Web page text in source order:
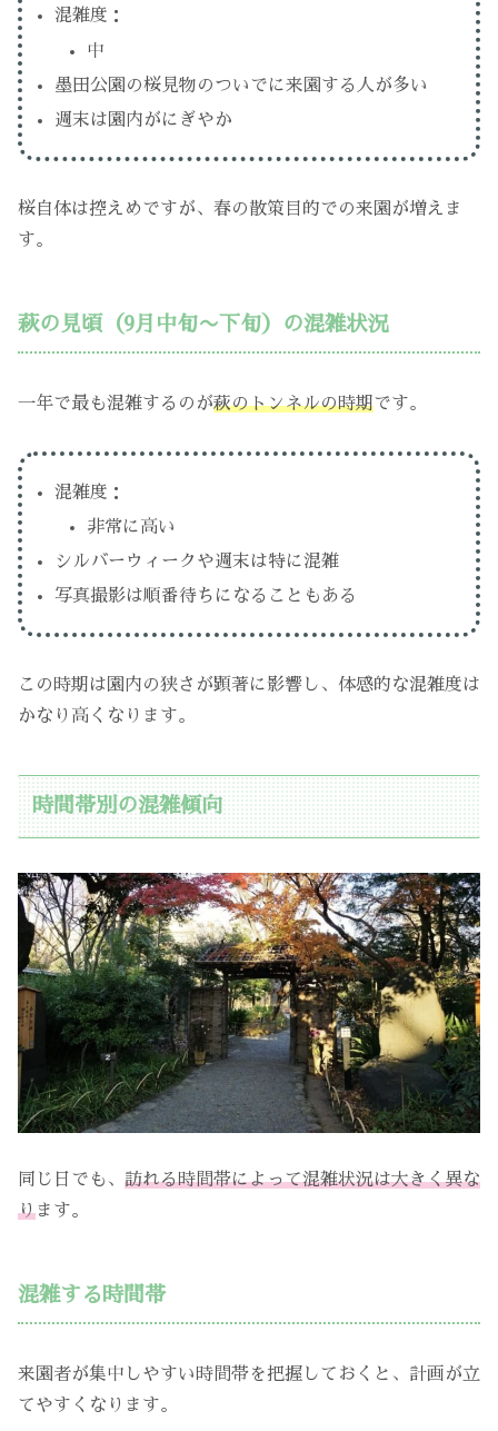
混雑度：
中
墨田公園の桜見物のついでに来園する人が多い
週末は園内がにぎやか
桜自体は控えめですが、春の散策目的での来園が増えま
す。
萩の見頃（9月中旬〜下旬）の混雑状況
一年で最も混雑するのが萩のトンネルの時期です。
混雑度：
非常に高い
シルバーウィークや週末は特に混雑
写真撮影は順番待ちになることもある
この時期は園内の狭さが顕著に影響し、体感的な混雑度は
かなり高くなります。
時間帯別の混雑傾向
同じ日でも、 訪れる時間帯によって混雑状況は大きく異な
ります。
混雑する時間帯
来園者が集中しやすい時間帯を把握しておくと、計画が立
てやすくなります。